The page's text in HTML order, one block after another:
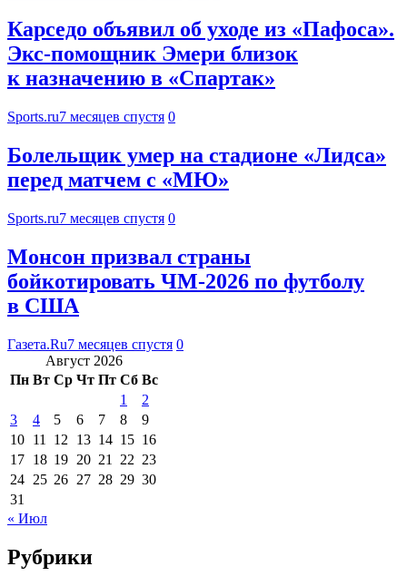
Карседо объявил об уходе из «Пафоса».
Экс-помощник Эмери близок
к назначению в «Спартак»
Sports.ru7 месяцев спустя 0
Болельщик умер на стадионе «Лидса»
перед матчем с «МЮ»
Sports.ru7 месяцев спустя 0
Монсон призвал страны
бойкотировать ЧМ-2026 по футболу
в США
Газета.Ru7 месяцев спустя 0
Август 2026
Пн Вт Ср Чт Пт Сб Вс
1
2
3
4 5 6 7 8
9
10 11 12 13 14 15 16
17 18 19 20 21 22 23
24 25 26 27 28 29 30
31
« Июл
Рубрики